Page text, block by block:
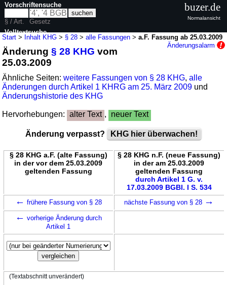
Start > Inhalt KHG > § 28 >alle Fassungen >a.F. Fassung ab 25.03.2009
Änderungsalarm
Änderung§ 28 KHG vom
25.03.2009
Ähnliche Seiten:weitere Fassungen von § 28 KHG,alle
Änderungen durch Artikel 1 KHRG am 25. März 2009 und
Änderungshistorie des KHG
Hervorhebungen: alter Text , neuer Text
Änderung verpasst? KHG hier überwachen!
§ 28 KHG a.F. (alte Fassung)
in der vor dem 25.03.2009
geltenden Fassung
§ 28 KHG n.F. (neue Fassung)
in der am 25.03.2009
geltenden Fassung
durch Artikel 1 G. v.
17.03.2009 BGBl. I S. 534
← frühere Fassung von § 28 nächste Fassung von § 28 →
← vorherige Änderung durch
Artikel 1
(Textabschnitt unverändert)
Vorschriftensuche
§ / Art.
Gesetz
Volltextsuche
nur in KHG
buzer.de
Normalansicht